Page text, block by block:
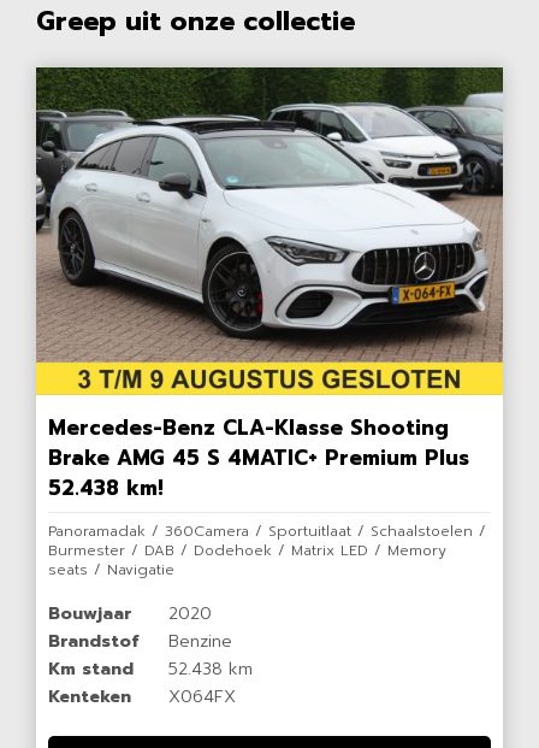
Greep uit onze collectie
Mercedes-Benz CLA-Klasse Shooting
Brake AMG 45 S 4MATIC+ Premium Plus
52.438 km!
Panoramadak / 360Camera / Sportuitlaat / Schaalstoelen /
Burmester / DAB / Dodehoek / Matrix LED / Memory
seats / Navigatie
Bouwjaar
2020
Brandstof
Benzine
Km stand
52.438 km
Kenteken
X064FX